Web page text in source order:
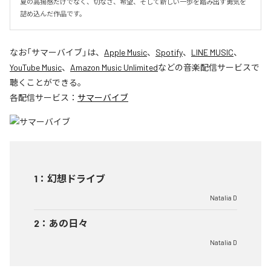
詰め込んだ作品です。
なお「サマーバイブ」は、 Apple Music、 Spotify、 LINE MUSIC、
YouTube Music、 Amazon Music Unlimitedなどの音楽配信サービスで
聴くことができる。
各配信サービス： サマーバイブ
1 ： 幻想ドライブ
Natalia D
2 ： あの日々
Natalia D